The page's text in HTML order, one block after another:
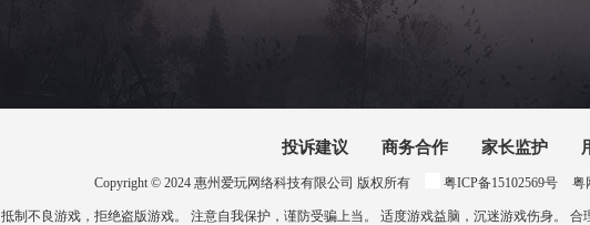
投诉建议 商务合作 家长监护
Copyright © 2024 惠州爱玩网络科技有限公司 版权所有 粤ICP备15102569号 粤
抵制不良游戏，拒绝盗版游戏。 注意自我保护，谨防受骗上当。 适度游戏益脑，沉迷游戏伤身。